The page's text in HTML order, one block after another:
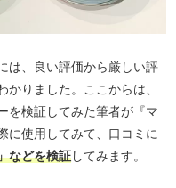
は、良い評価から厳しい評
りました。ここからは、
を検証してみた筆者が『マ
に使用してみて、口コミに
などを検証してみます。